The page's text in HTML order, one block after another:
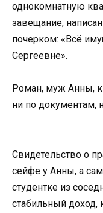
однокомнатную
завещание,
почерком: «Всё
Сергеевне».
Роман, муж Анны,
ни по документам,
Свидетельство о
сейфе у Анны, а
студентке из
стабильный доход,